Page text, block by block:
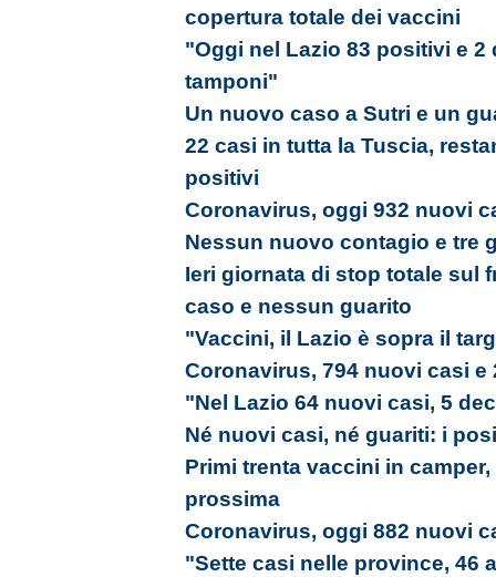
copertura totale dei vaccini
"Oggi nel Lazio 83 positivi e
tamponi"
Un nuovo caso a Sutri e un
22 casi in tutta la Tuscia,
positivi
Coronavirus, oggi 932 nuovi
Nessun nuovo contagio e tre
Ieri giornata di stop totale sul
caso e nessun guarito
"Vaccini, il Lazio è sopra il
Coronavirus, 794 nuovi casi e
"Nel Lazio 64 nuovi casi, 5
Né nuovi casi, né guariti: i
Primi trenta vaccini in
prossima
Coronavirus, oggi 882 nuovi
"Sette casi nelle province, 46